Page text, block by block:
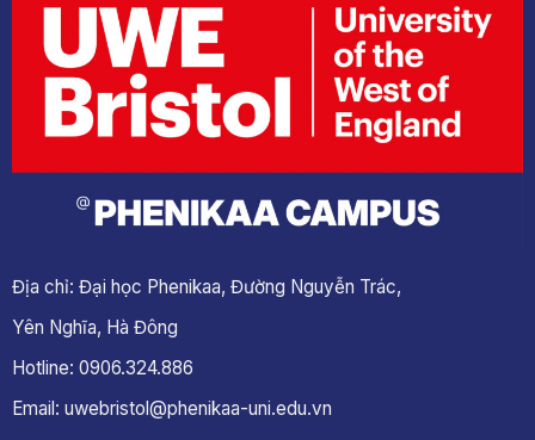
Địa chỉ: Đại học Phenikaa, Đường Nguyễn Trác,
Yên Nghĩa, Hà Đông
Hotline: 0906.324.886
Email: uwebristol@phenikaa-uni.edu.vn